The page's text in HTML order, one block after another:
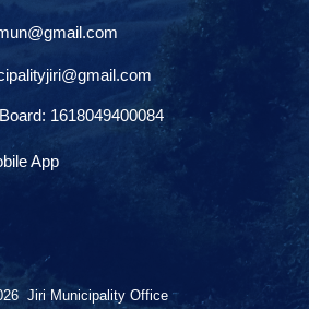
1618049400084
App
Jiri Municipality Office